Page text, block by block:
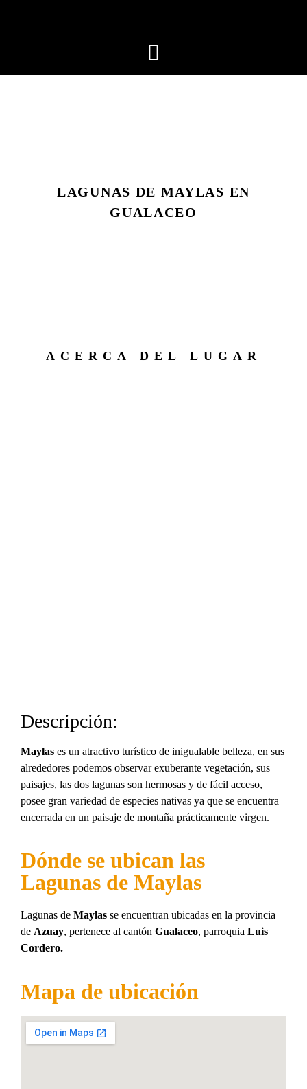
LAGUNAS DE MAYLAS EN
GUALACEO
ACERCA DEL LUGAR
Descripción:
Maylas es un atractivo turístico de inigualable belleza, en sus
alrededores podemos observar exuberante vegetación, sus
paisajes, las dos lagunas son hermosas y de fácil acceso,
posee gran variedad de especies nativas ya que se encuentra
encerrada en un paisaje de montaña prácticamente virgen.
Dónde se ubican las
Lagunas de Maylas
Lagunas de Maylas se encuentran ubicadas en la provincia
de Azuay, pertenece al cantón Gualaceo, parroquia Luis
Cordero.
Mapa de ubicación